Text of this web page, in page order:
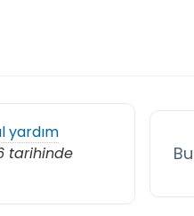
yardım
tarihinde